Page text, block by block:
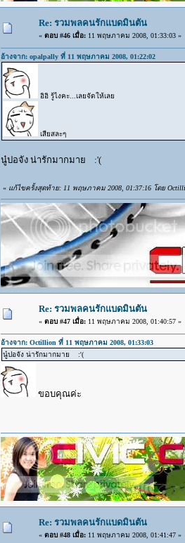
Re: รวมพลคนรักแบดมินตัน
« ตอบ #46 เมื่อ:11 พฤษภาคม 2008, 01:33:03 »
อ้างจาก: opalpally ที่ 11 พฤษภาคม 2008, 01:22:02
อิอิ รู้ไงคะ...เลยจัดให้เลย
เสียสละๆ
นู๋ปอจัง น่ารักมากมาย :'(
« แก้ไขครั้งสุดท้าย: 11 พฤษภาคม 2008, 01:37:16 โดย
Re: รวมพลคนรักแบดมินตัน
« ตอบ #47 เมื่อ:11 พฤษภาคม 2008, 01:40:57 »
อ้างจาก: Octillion ที่ 11 พฤษภาคม 2008, 01:33:03
นู๋ปอจัง น่ารักมากมาย :'(
ขอบคุณค่ะ
Re: รวมพลคนรักแบดมินตัน
« ตอบ #48 เมื่อ:11 พฤษภาคม 2008, 01:41:47 »